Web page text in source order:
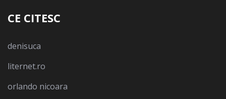
CE CITESC
denisuca
liternet.ro
orlando nicoara